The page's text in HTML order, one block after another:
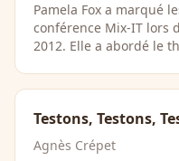
Pamela Fox a marqué
conférence Mix-IT lors
2012. Elle a abordé le
Testons, Testons,
Agnès Crépet